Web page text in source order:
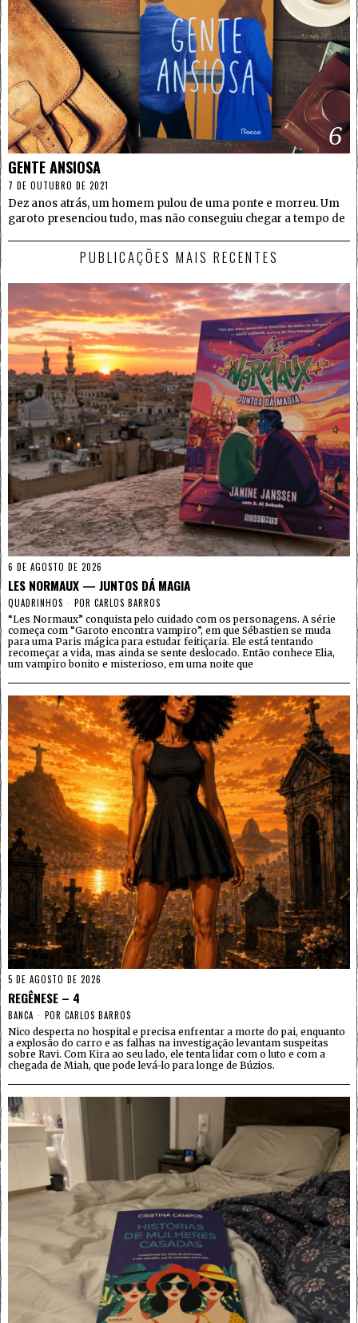
6
GENTE ANSIOSA
7 DE OUTUBRO DE 2021
Dez anos atrás, um homem pulou de uma ponte e morreu. Um
garoto presenciou tudo, mas não conseguiu chegar a tempo de
PUBLICAÇÕES MAIS RECENTES
6 DE AGOSTO DE 2026
LES NORMAUX — JUNTOS DÁ MAGIA
QUADRINHOS POR CARLOS BARROS
“Les Normaux” conquista pelo cuidado com os personagens. A série
começa com “Garoto encontra vampiro”, em que Sébastien se muda
para uma Paris mágica para estudar feitiçaria. Ele está tentando
recomeçar a vida, mas ainda se sente deslocado. Então conhece Elia,
um vampiro bonito e misterioso, em uma noite que
5 DE AGOSTO DE 2026
REGÊNESE – 4
BANCA POR CARLOS BARROS
Nico desperta no hospital e precisa enfrentar a morte do pai, enquanto
a explosão do carro e as falhas na investigação levantam suspeitas
sobre Ravi. Com Kira ao seu lado, ele tenta lidar com o luto e com a
chegada de Miah, que pode levá-lo para longe de Búzios.